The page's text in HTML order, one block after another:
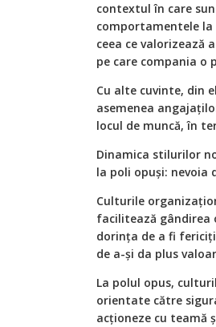
contextul în care
comportamentele la
ceea ce valorizează
pe care compania o
Cu alte cuvinte, din
asemenea
locul de muncă, în
Dinamica stilurilor
la poli opuși: nevoia
Culturile
facilitează gândirea
dorința de a fi
de a-și da plus
La polul opus,
orientate către
acționeze cu teamă